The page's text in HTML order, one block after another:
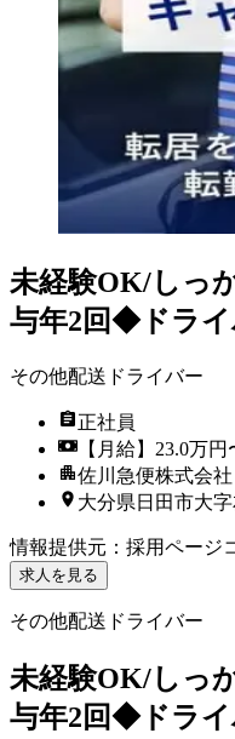
未経験OK/しっ
与年2回◆ドライ
その他配送ドライバー
正社員
【月給】23.0万円
佐川急便株式会社
大分県日田市大
情報提供元 ： 採用ページ
求人を見る
その他配送ドライバー
未経験OK/しっ
与年2回◆ドライ